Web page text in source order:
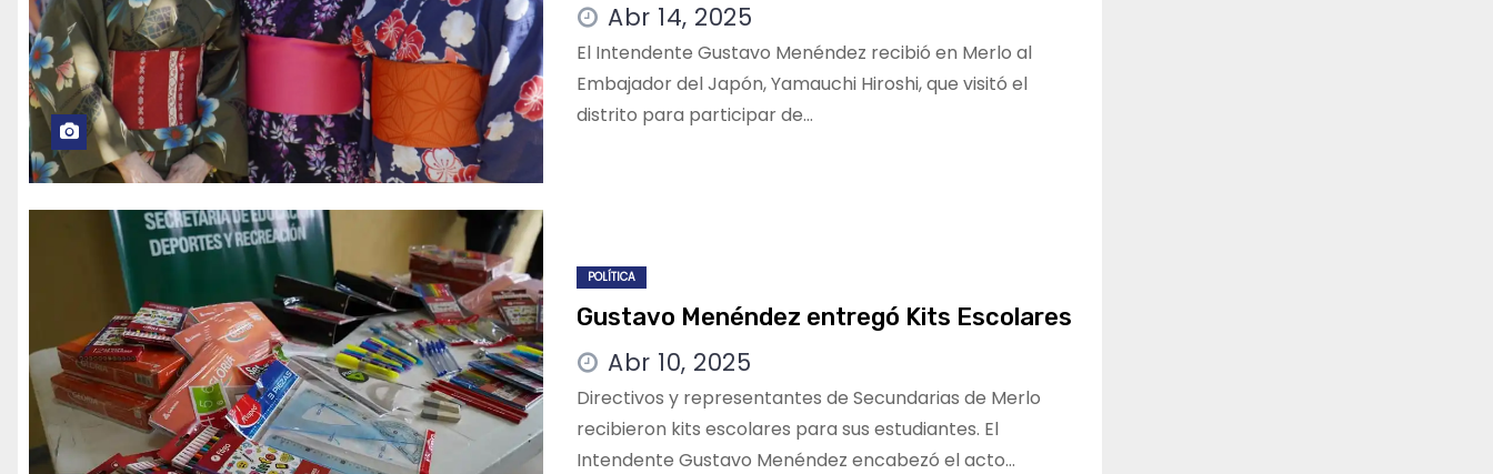
Abr 14, 2025
El Intendente Gustavo Menéndez recibió en Merlo al
Embajador del Japón, Yamauchi Hiroshi, que visitó el
distrito para participar de…
POLÍTICA
Gustavo Menéndez entregó Kits Escolares
Abr 10, 2025
Directivos y representantes de Secundarias de Merlo
recibieron kits escolares para sus estudiantes. El
Intendente Gustavo Menéndez encabezó el acto…